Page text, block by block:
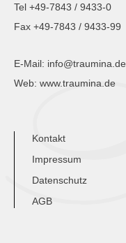
Tel +49-7843 / 9433-0
Fax +49-7843 / 9433-99
E-Mail: info@traumina.de
Web: www.traumina.de
Kontakt
Impressum
Datenschutz
AGB